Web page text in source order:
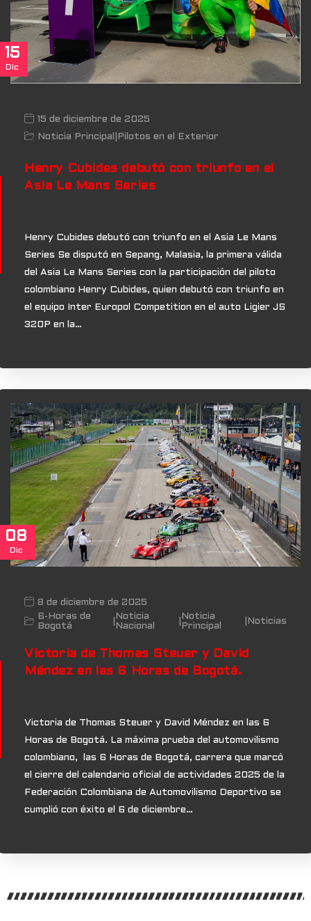
15
Dic
15 de diciembre de 2025
Noticia Principal
Pilotos en el Exterior
Henry Cubides debutó con triunfo en el
Asia Le Mans Series
Henry Cubides debutó con triunfo en el Asia Le Mans
Series Se disputó en Sepang, Malasia, la primera válida
del Asia Le Mans Series con la participación del piloto
colombiano Henry Cubides, quien debutó con triunfo en
el equipo Inter Europol Competition en el auto Ligier JS
320P en la…
08
Dic
8 de diciembre de 2025
6-Horas de
Bogotá
Noticia
Nacional
Noticia
Principal
Noticias
Victoria de Thomas Steuer y David
Méndez en las 6 Horas de Bogotá.
Victoria de Thomas Steuer y David Méndez en las 6
Horas de Bogotá. La máxima prueba del automovilismo
colombiano, las 6 Horas de Bogotá, carrera que marcó
el cierre del calendario oficial de actividades 2025 de la
Federación Colombiana de Automovilismo Deportivo se
cumplió con éxito el 6 de diciembre…